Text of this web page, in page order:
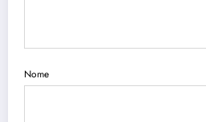
Nome